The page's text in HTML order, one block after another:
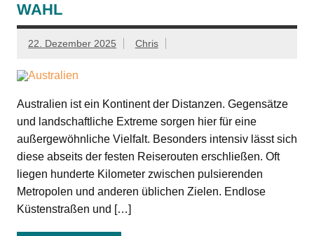
WAHL
22. Dezember 2025 Chris
Australien ist ein Kontinent der Distanzen. Gegensätze
und landschaftliche Extreme sorgen hier für eine
außergewöhnliche Vielfalt. Besonders intensiv lässt sich
diese abseits der festen Reiserouten erschließen. Oft
liegen hunderte Kilometer zwischen pulsierenden
Metropolen und anderen üblichen Zielen. Endlose
Küstenstraßen und […]